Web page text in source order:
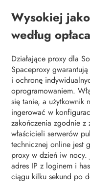
Wysokiej
według
Działające proxy dla
Spaceproxy
i ochronę
oprogramowaniem.
się tanie, a użytkownik
ingerować w
zakończenia zgodnie
właścicieli serwerów
technicznej online jest
proxy w dzień iw nocy.
adres IP z loginem i
ciągu kilku sekund po